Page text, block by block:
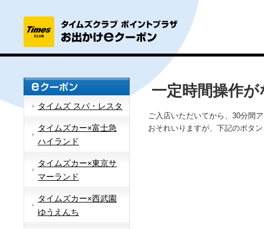
タイムズ スパ・レスタ
タイムズカー×富士急
ハイランド
タイムズカー×東京サ
マーランド
タイムズカー×西武園
ゆうえんち
一定時間操作
ご入店いただいてから、30分間
おそれいりますが、下記のボタ